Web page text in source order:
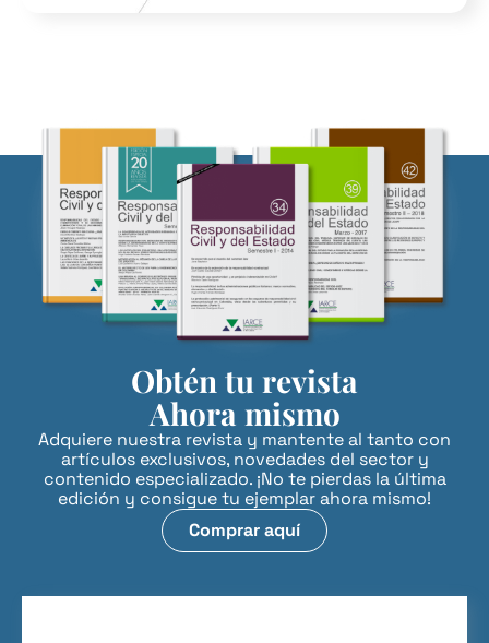
Obtén tu revista
Ahora mismo
Adquiere nuestra revista y mantente al tanto con
artículos exclusivos, novedades del sector y
contenido especializado. ¡No te pierdas la última
edición y consigue tu ejemplar ahora mismo!
Comprar aquí